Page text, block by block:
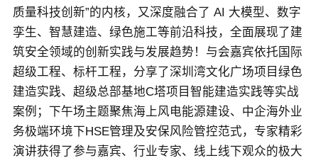
质量科技创新”的内核，又深度融合了 AI 大模型、数字
孪生、智慧建造、绿色施工等前沿科技，全面展现了建
筑安全领域的创新实践与发展趋势！与会嘉宾依托国际
超级工程、标杆工程，分享了深圳湾文化广场项目绿色
建造实践、超级总部基地C塔项目智能建造实践等实战
案例；下午场主题聚焦海上风电能源建设、中企海外业
务极端环境下HSE管理及安保风险管控范式，专家精彩
演讲获得了参与嘉宾、行业专家、线上线下观众的极大